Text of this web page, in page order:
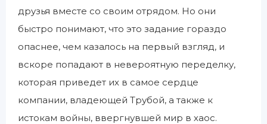
друзья вместе со своим отрядом. Но они
быстро понимают, что это задание гораздо
опаснее, чем казалось на первый взгляд, и
вскоре попадают в невероятную переделку,
которая приведет их в самое сердце
компании, владеющей Трубой, а также к
истокам войны, ввергнувшей мир в хаос.